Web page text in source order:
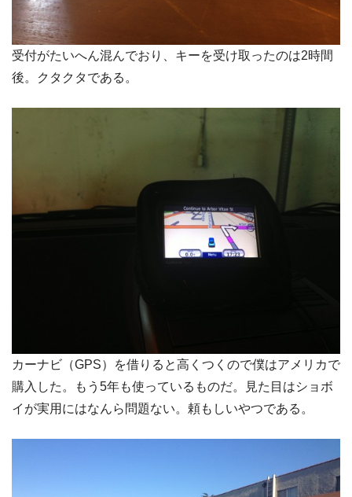
受付がたいへん混んでおり、キーを受け取ったのは2時間
後。クタクタである。
カーナビ（GPS）を借りると高くつくので僕はアメリカで
購入した。もう5年も使っているものだ。見た目はショボ
イが実用にはなんら問題ない。頼もしいやつである。